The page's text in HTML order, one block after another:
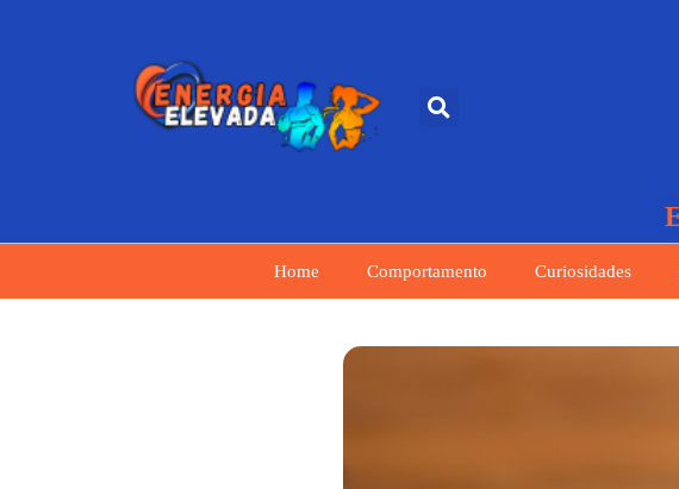
Home Comportamento Curiosidades